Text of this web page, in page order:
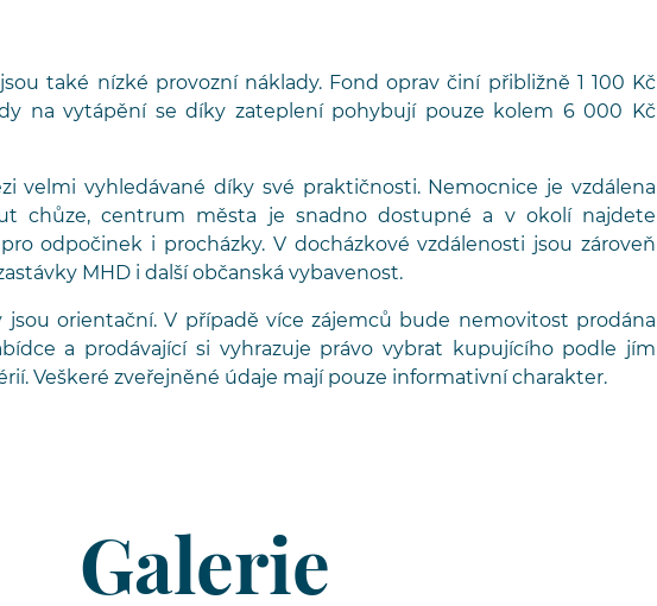
také nízké provozní náklady. Fond oprav činí přibližně 1 100 Kč
na vytápění se díky zateplení pohybují pouze kolem 6 000 Kč
velmi vyhledávané díky své praktičnosti. Nemocnice je vzdálena
chůze, centrum města je snadno dostupné a v okolí najdete
odpočinek i procházky. V docházkové vzdálenosti jsou zároveň
MHD i další občanská vybavenost.
jsou orientační. V případě více zájemců bude nemovitost prodána
a prodávající si vyhrazuje právo vybrat kupujícího podle jím
Veškeré zveřejněné údaje mají pouze informativní charakter.
Galerie